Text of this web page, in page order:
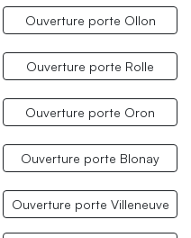
Ouverture porte Ollon
Ouverture porte Rolle
Ouverture porte Oron
Ouverture porte Blonay
Ouverture porte Villeneuve